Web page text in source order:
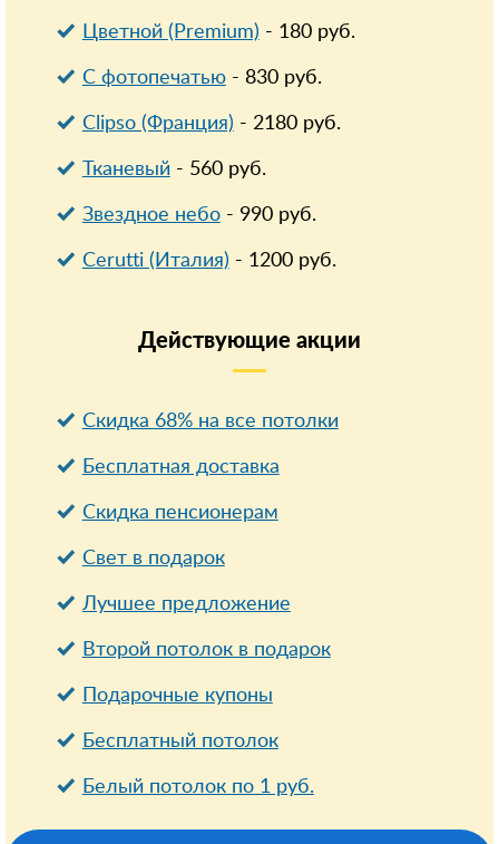
Цветной (Premium) - 180руб.
С фотопечатью- 830руб.
Clipso (Франция) - 2180руб.
Тканевый- 560руб.
Звездное небо- 990руб.
Cerutti (Италия) - 1200руб.
Действующие акции
Скидка 68% на все потолки
Бесплатная доставка
Cкидка пенсионерам
Свет в подарок
Лучшее предложение
Второй потолок в подарок
Подарочные купоны
Бесплатный потолок
Белый потолок по 1 руб.